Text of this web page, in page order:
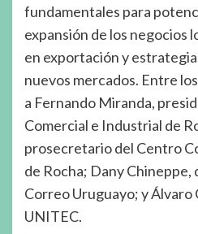
fundamentales para
expansión de los negocios
en exportación y
nuevos mercados. Entre
a Fernando Miranda,
Comercial e Industrial de
prosecretario del Centro
de Rocha; Dany Chineppe,
Correo Uruguayo; y
UNITEC.